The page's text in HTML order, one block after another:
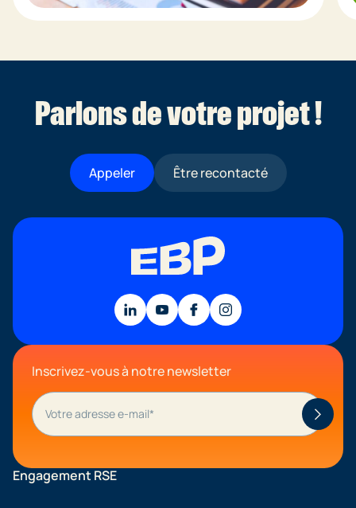
Parlons de votre projet !
Appeler Être recontacté
Inscrivez-vous à notre newsletter
Engagement RSE